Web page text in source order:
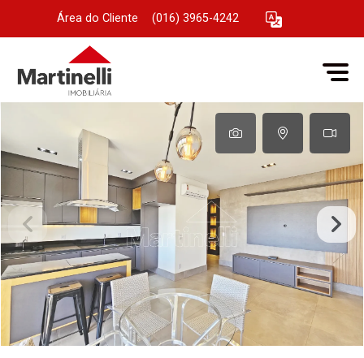
Área do Cliente (016) 3965-4242